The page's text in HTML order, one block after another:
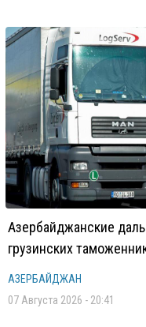
Азербайджанские
грузинских
АЗЕРБАЙДЖАН
07 Августа 2026 - 20:41